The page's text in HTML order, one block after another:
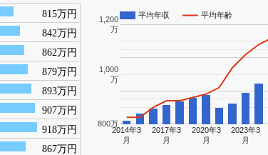
815万円
842万円
862万円
879万円
893万円
907万円
918万円
867万円
平均年収 平均年齢
2014年3
月
2017年3
月
2020年3
月
2023年3
月
800万
1,000
万
1,200
万